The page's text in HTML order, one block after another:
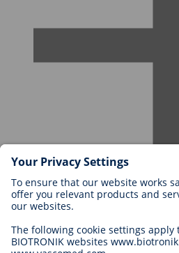
Karriere bei BIOTRONIK
Einstieg
Bewerbung
Karrierechancen